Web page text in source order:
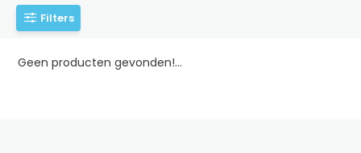
Filters
Geen producten gevonden!...